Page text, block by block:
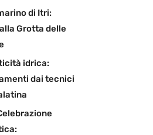
di Itri:
Grotta delle
idrica:
dai tecnici